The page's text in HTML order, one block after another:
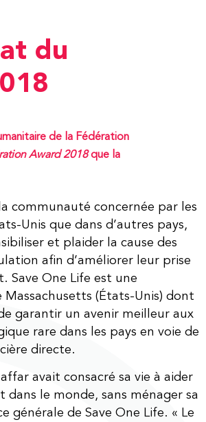
du
de la Fédération
Award 2018que la
communauté concernée par les
Unis que dans d’autres pays,
et plaider la cause des
afin d’améliorer leur prise
Save One Life est une
(États-Unis) dont
garantir un avenir meilleur aux
rare dans les pays en voie de
directe.
avait consacré sa vie à aider
le monde, sans ménager sa
générale de Save One Life. « Le